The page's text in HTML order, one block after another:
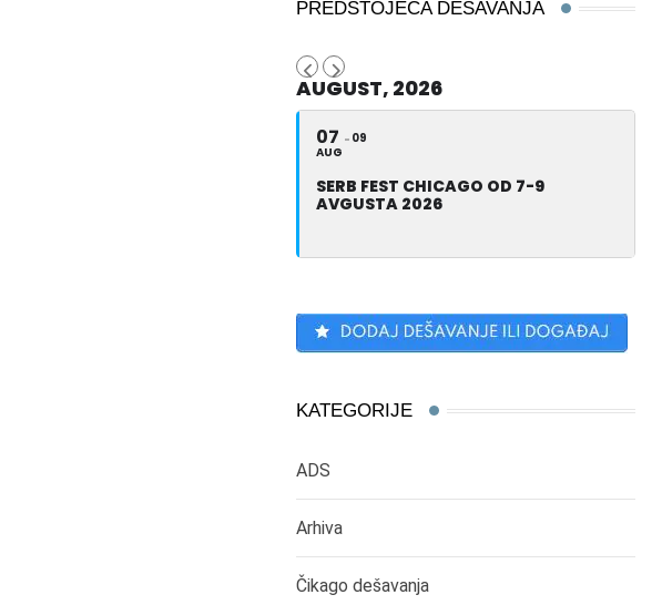
PREDSTOJEĆA DEŠAVANJA
AUGUST, 2026
07
AUG
09
SERB FEST CHICAGO OD 7-9
AVGUSTA 2026
KATEGORIJE
ADS
Arhiva
Čikago dešavanja